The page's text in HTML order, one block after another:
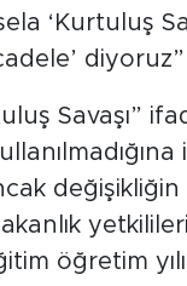
‘Kurtuluş
Savaşı”
değişikliğin
öğretim